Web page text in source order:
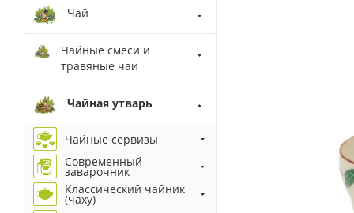
Чай
Чайные смеси и
травяные чаи
Чайная утварь
Чайные сервизы
Современный
заварочник
Классический чайник
(чаху)